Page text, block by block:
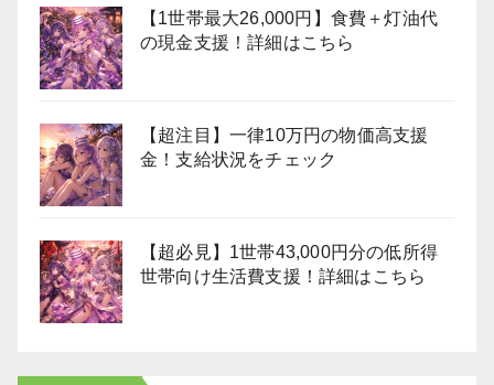
【1世帯最大26,000円】食費＋灯油代
の現金支援！詳細はこちら
【超注目】一律10万円の物価高支援
金！支給状況をチェック
【超必見】1世帯43,000円分の低所得
世帯向け生活費支援！詳細はこちら